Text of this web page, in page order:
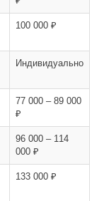
100 000 ₽
Индивидуально
77 000 – 89 000
₽
96 000 – 114
000 ₽
133 000 ₽